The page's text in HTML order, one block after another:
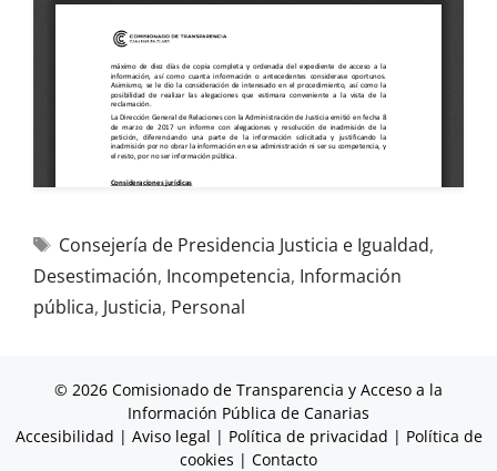
Consejería de Presidencia Justicia e Igualdad,
Desestimación, Incompetencia, Información
pública, Justicia, Personal
© 2026 Comisionado de Transparencia y Acceso a la
Información Pública de Canarias
Accesibilidad | Aviso legal | Política de privacidad | Política de
cookies | Contacto